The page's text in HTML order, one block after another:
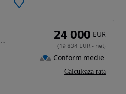
1998 cm3 • 292 CP • Garantie 12 luni, posibilitate leasing/creditare 24 000 EUR
(19 834 EUR- net)
Conform mediei
Calculeaza rata